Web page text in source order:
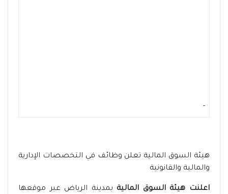
-
هيئة السوق المالية تعلن وظائف في التخصصات الإدارية
والمالية والقانونية
اعلنت هيئة السوق المالية بمدينة الرياض عبر موقعها